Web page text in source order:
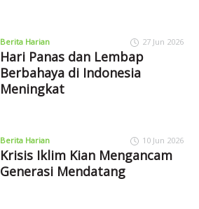
Berita Harian 27 Jun 2026
Hari Panas dan Lembap
Berbahaya di Indonesia
Meningkat
Berita Harian 10 Jun 2026
Krisis Iklim Kian Mengancam
Generasi Mendatang